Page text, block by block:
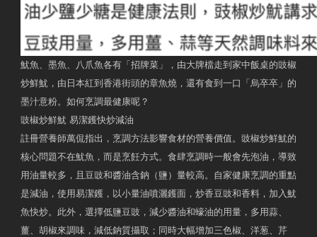
魷魚、墨魚、八爪魚各有「招牌菜」，由大牌檔走到家中飯桌的豉椒
炒鮮魷，由日本紅到香港街頭的章魚燒，還有食到一口「烏卒卒」的
墨汁意粉。如何烹調最健康呢？
豉椒炒鮮魷 易潔鑊快炒減油
註冊營養師萬侃指出，烹調方法影響食材的營養價值。豉椒炒鮮魷的
核心問題不在魷魚，而是烹飪方式。食肆烹調時一般會先泡油，導致
用油量較多，且豆豉和醬油含鈉（鹽）量較高。自家健康烹調的重點
是減油，使用易潔鑊，以小量油噴灑鑊面，炒香豆豉和香料，加入魷
魚快炒。此外，選擇低鹽豆豉，減少醬油和蠔油的用量，多用蒜、
薑、胡椒來調味，減低鈉質攝取；同時大幅增加三色椒、洋葱、芹